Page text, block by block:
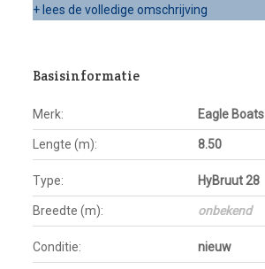
+ lees de volledige omschrijving
Basisinformatie
Merk: Eagle Boats
Lengte (m): 8.50
Type: HyBruut 28
Breedte (m): onbekend
Conditie: nieuw